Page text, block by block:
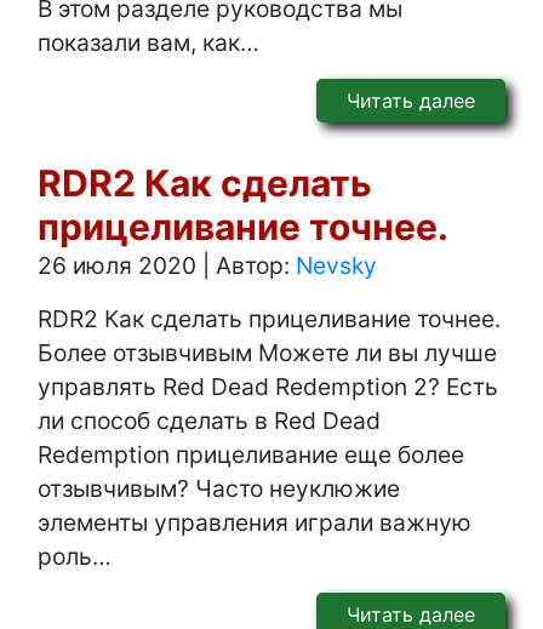
В этом разделе руководства мы
показали вам, как…
Читать далее
RDR2 Как сделать
прицеливание точнее.
26 июля 2020 Автор: Nevsky
RDR2 Как сделать прицеливание точнее.
Более отзывчивым Можете ли вы лучше
управлять Red Dead Redemption 2? Есть
ли способ сделать в Red Dead
Redemption прицеливание еще более
отзывчивым? Часто неуклюжие
элементы управления играли важную
роль…
Читать далее